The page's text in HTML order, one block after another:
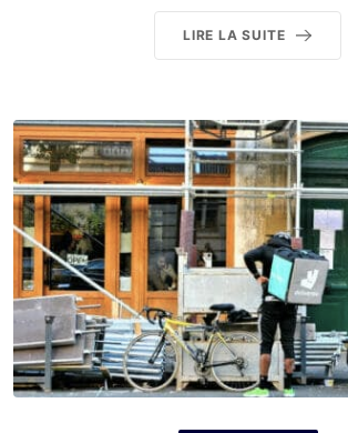
LIRE LA SUITE